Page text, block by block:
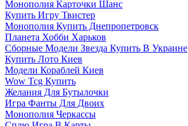
Монополия Карточки Шанс
Купить Игру Твистер
Монополия Купить Днепропетровск
Планета Хобби Харьков
Сборные Модели Звезда Купить В Украине
Купить Лото Киев
Модели Кораблей Киев
Wow Tcg Купить
Желания Для Бутылочки
Игра Фанты Для Двоих
Монополия Черкассы